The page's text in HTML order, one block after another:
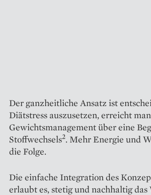
Der ganzheitliche Ansatz ist
Diätstress auszusetzen, erreicht
Gewichtsmanagement über eine
Stoffwechsels2. Mehr Energie und
die Folge.
Die einfache Integration des
erlaubt es, stetig und nachhaltig